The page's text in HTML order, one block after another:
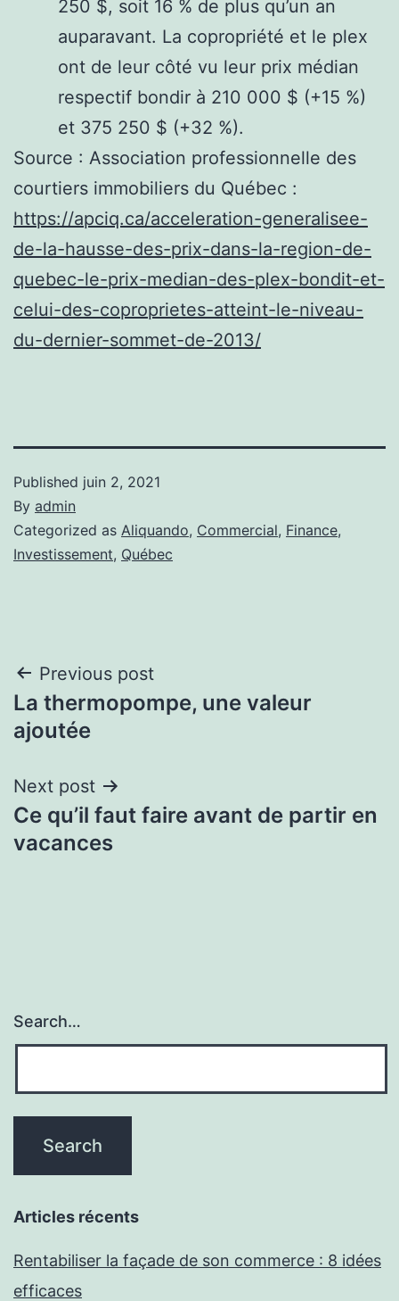
250 $, soit 16 % de plus qu’un an
auparavant. La copropriété et le plex
ont de leur côté vu leur prix médian
respectif bondir à 210 000 $ (+15 %)
et 375 250 $ (+32 %).
Source : Association professionnelle des
courtiers immobiliers du Québec :
https://apciq.ca/acceleration-generalisee-
de-la-hausse-des-prix-dans-la-region-de-
quebec-le-prix-median-des-plex-bondit-et-
celui-des-coproprietes-atteint-le-niveau-
du-dernier-sommet-de-2013/
Published juin 2, 2021
By admin
Categorized as Aliquando, Commercial, Finance,
Investissement, Québec
Navigation
de
Previous post
La thermopompe, une valeur
ajoutée
Next post
Ce qu’il faut faire avant de partir en
vacances
Search…
Articles récents
Rentabiliser la façade de son commerce : 8 idées
efficaces